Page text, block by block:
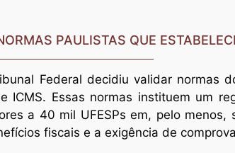
PAULISTAS QUE
Federal decidiu validar normas
ICMS. Essas normas instituem um
a 40 mil UFESPs em, pelo
fiscais e a exigência de